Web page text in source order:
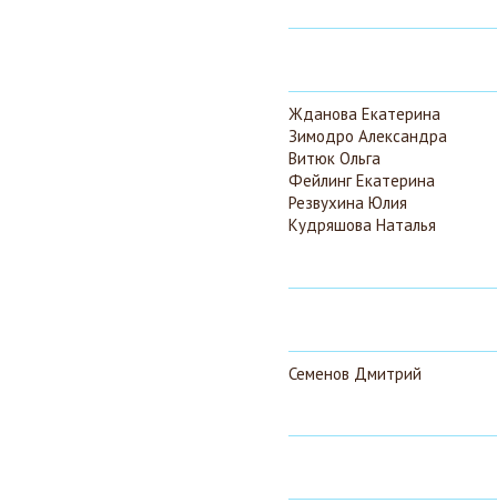
Жданова Екатерина
Зимодро Александра
Витюк Ольга
Фейлинг Екатерина
Резвухина Юлия
Кудряшова Наталья
Семенов Дмитрий